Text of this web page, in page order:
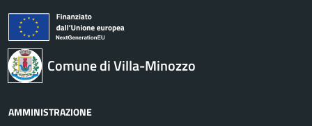
Comune di Villa-Minozzo
AMMINISTRAZIONE